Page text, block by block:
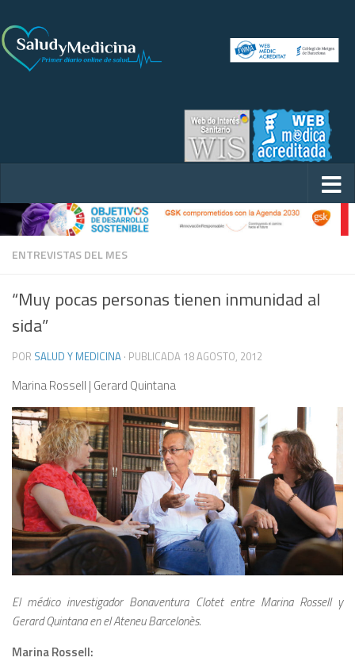
ENTREVISTAS DEL MES
“Muy pocas personas tienen inmunidad al
sida”
POR SALUD Y MEDICINA · PUBLICADA 18 AGOSTO, 2012
Marina Rossell | Gerard Quintana
El médico investigador Bonaventura Clotet entre Marina Rossell y
Gerard Quintana en el Ateneu Barcelonès.
Marina Rossell: